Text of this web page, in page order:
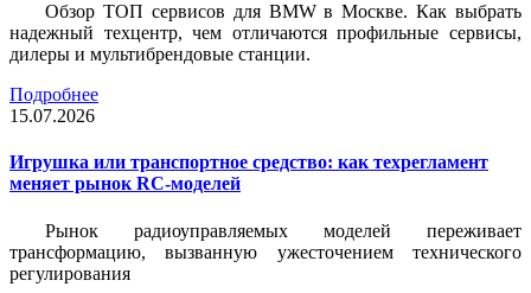
Обзор ТОП сервисов для BMW в Москве. Как выбрать
надежный техцентр, чем отличаются профильные сервисы,
дилеры и мультибрендовые станции.
Подробнее
15.07.2026
Игрушка или транспортное средство: как техрегламент
меняет рынок RC-моделей
Рынок радиоуправляемых моделей переживает
трансформацию, вызванную ужесточением технического
регулирования